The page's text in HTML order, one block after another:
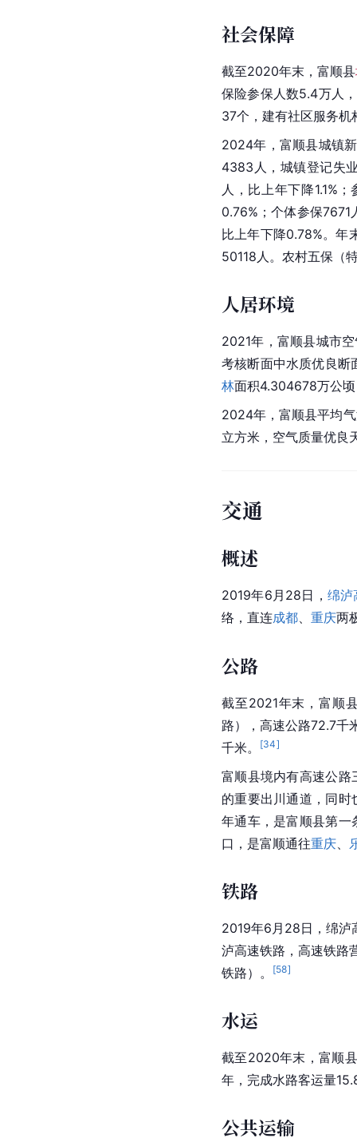
社会保障
截至2020年末，富顺县
保险参保人数5.4万人
37个，建有社区服务
2024年，富顺县城镇
4383人，城镇登记失
人，比上年下降1.1%；
0.76%；个体参保
比上年下降0.78%。年
50118人。农村五保（
人居环境
2021年，富顺县城市
考核断面中水质优良断
林面积4.304678万公
2024年，富顺县平均
立方米，空气质量优良
交通
概述
2019年6月28日， 绵泸
络，直连成都、 重庆两
公路
截至2021年末，富顺
路），高速公路72.7千
千米。
[34]
富顺县境内有高速公路
的重要出川通道，同
年通车，是富顺县第一
口，是富顺通往重庆
铁路
2019年6月28日，绵泸
泸高速铁路，高速铁路
铁路）。
[58]
水运
截至2020年末，富顺
年，完成水路客运量
公共运输